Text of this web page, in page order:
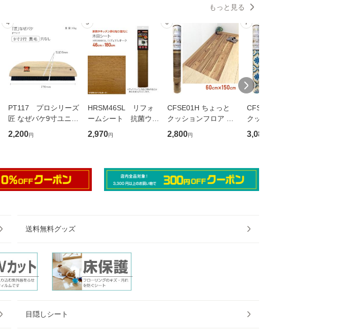
もっと見る
4
PT117 プロシリーズ
匠 なぜバケ9寸ユニッ
ト1行 27cm 撫ぜバ
ケ 撫で刷毛 撫ぜ刷
2,200円
5
HRSM46SL リフォ
ームシート 抗菌ウレ
タン加工 木目シー
ト 46cm×1.8m ミ
2,970円
6
CFSE01H ちょっと
クッションフロア ウ
ッドグラン アカシ
ア 60cm×150cm
2,800円
7
CFSE12H ちょっと
クッションフロア モ
ロッコタイル 60cm
×150cm 厚さ1.8mm
3,080
送料無料グッズ
目隠しシート